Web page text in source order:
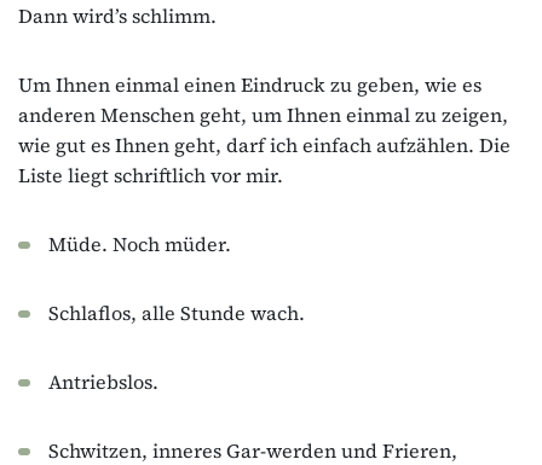
Dann wird’s schlimm.
Um Ihnen einmal einen Eindruck zu geben, wie es
anderen Menschen geht, um Ihnen einmal zu zeigen,
wie gut es Ihnen geht, darf ich einfach aufzählen. Die
Liste liegt schriftlich vor mir.
Müde. Noch müder.
Schlaflos, alle Stunde wach.
Antriebslos.
Schwitzen, inneres Gar-werden und Frieren,